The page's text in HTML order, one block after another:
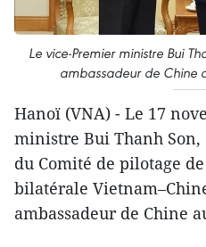
Le vice-Premier ministre Bui
ambassadeur de Chine
Hanoï (VNA) - Le 17
ministre Bui Thanh
du Comité de pilotage
bilatérale
ambassadeur de Chine